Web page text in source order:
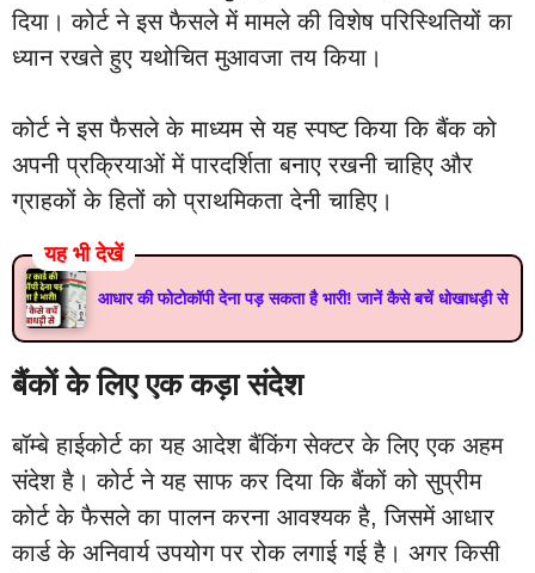
दिया। कोर्ट ने इस फैसले में मामले की विशेष परिस्थितियों का
ध्यान रखते हुए यथोचित मुआवजा तय किया।
कोर्ट ने इस फैसले के माध्यम से यह स्पष्ट किया कि बैंक को
अपनी प्रक्रियाओं में पारदर्शिता बनाए रखनी चाहिए और
ग्राहकों के हितों को प्राथमिकता देनी चाहिए।
यह भी देखें
आधार की फोटोकॉपी देना पड़ सकता है भारी! जानें कैसे बचें धोखाधड़ी से
बैंकों के लिए एक कड़ा संदेश
बॉम्बे हाईकोर्ट का यह आदेश बैंकिंग सेक्टर के लिए एक अहम
संदेश है। कोर्ट ने यह साफ कर दिया कि बैंकों को सुप्रीम
कोर्ट के फैसले का पालन करना आवश्यक है, जिसमें आधार
कार्ड के अनिवार्य उपयोग पर रोक लगाई गई है। अगर किसी